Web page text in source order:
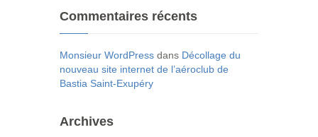
Commentaires récents
Monsieur WordPress dans Décollage du
nouveau site internet de l’aéroclub de
Bastia Saint-Exupéry
Archives